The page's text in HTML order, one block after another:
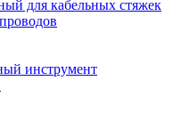
для кабельных стяжек
инструмент